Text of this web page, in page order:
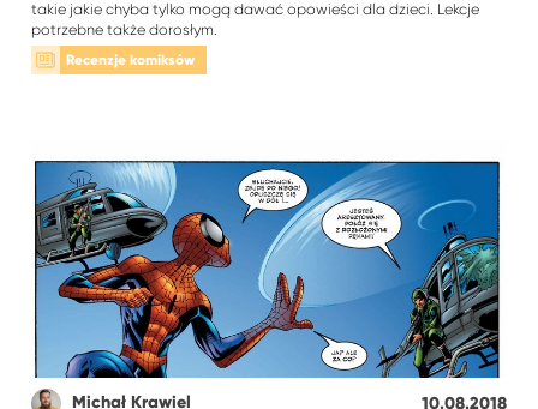
takie jakie chyba tylko mogą dawać opowieści dla dzieci. Lekcje
potrzebne także dorosłym.
Recenzje komiksów
Michał Krawiel
10.08.2018